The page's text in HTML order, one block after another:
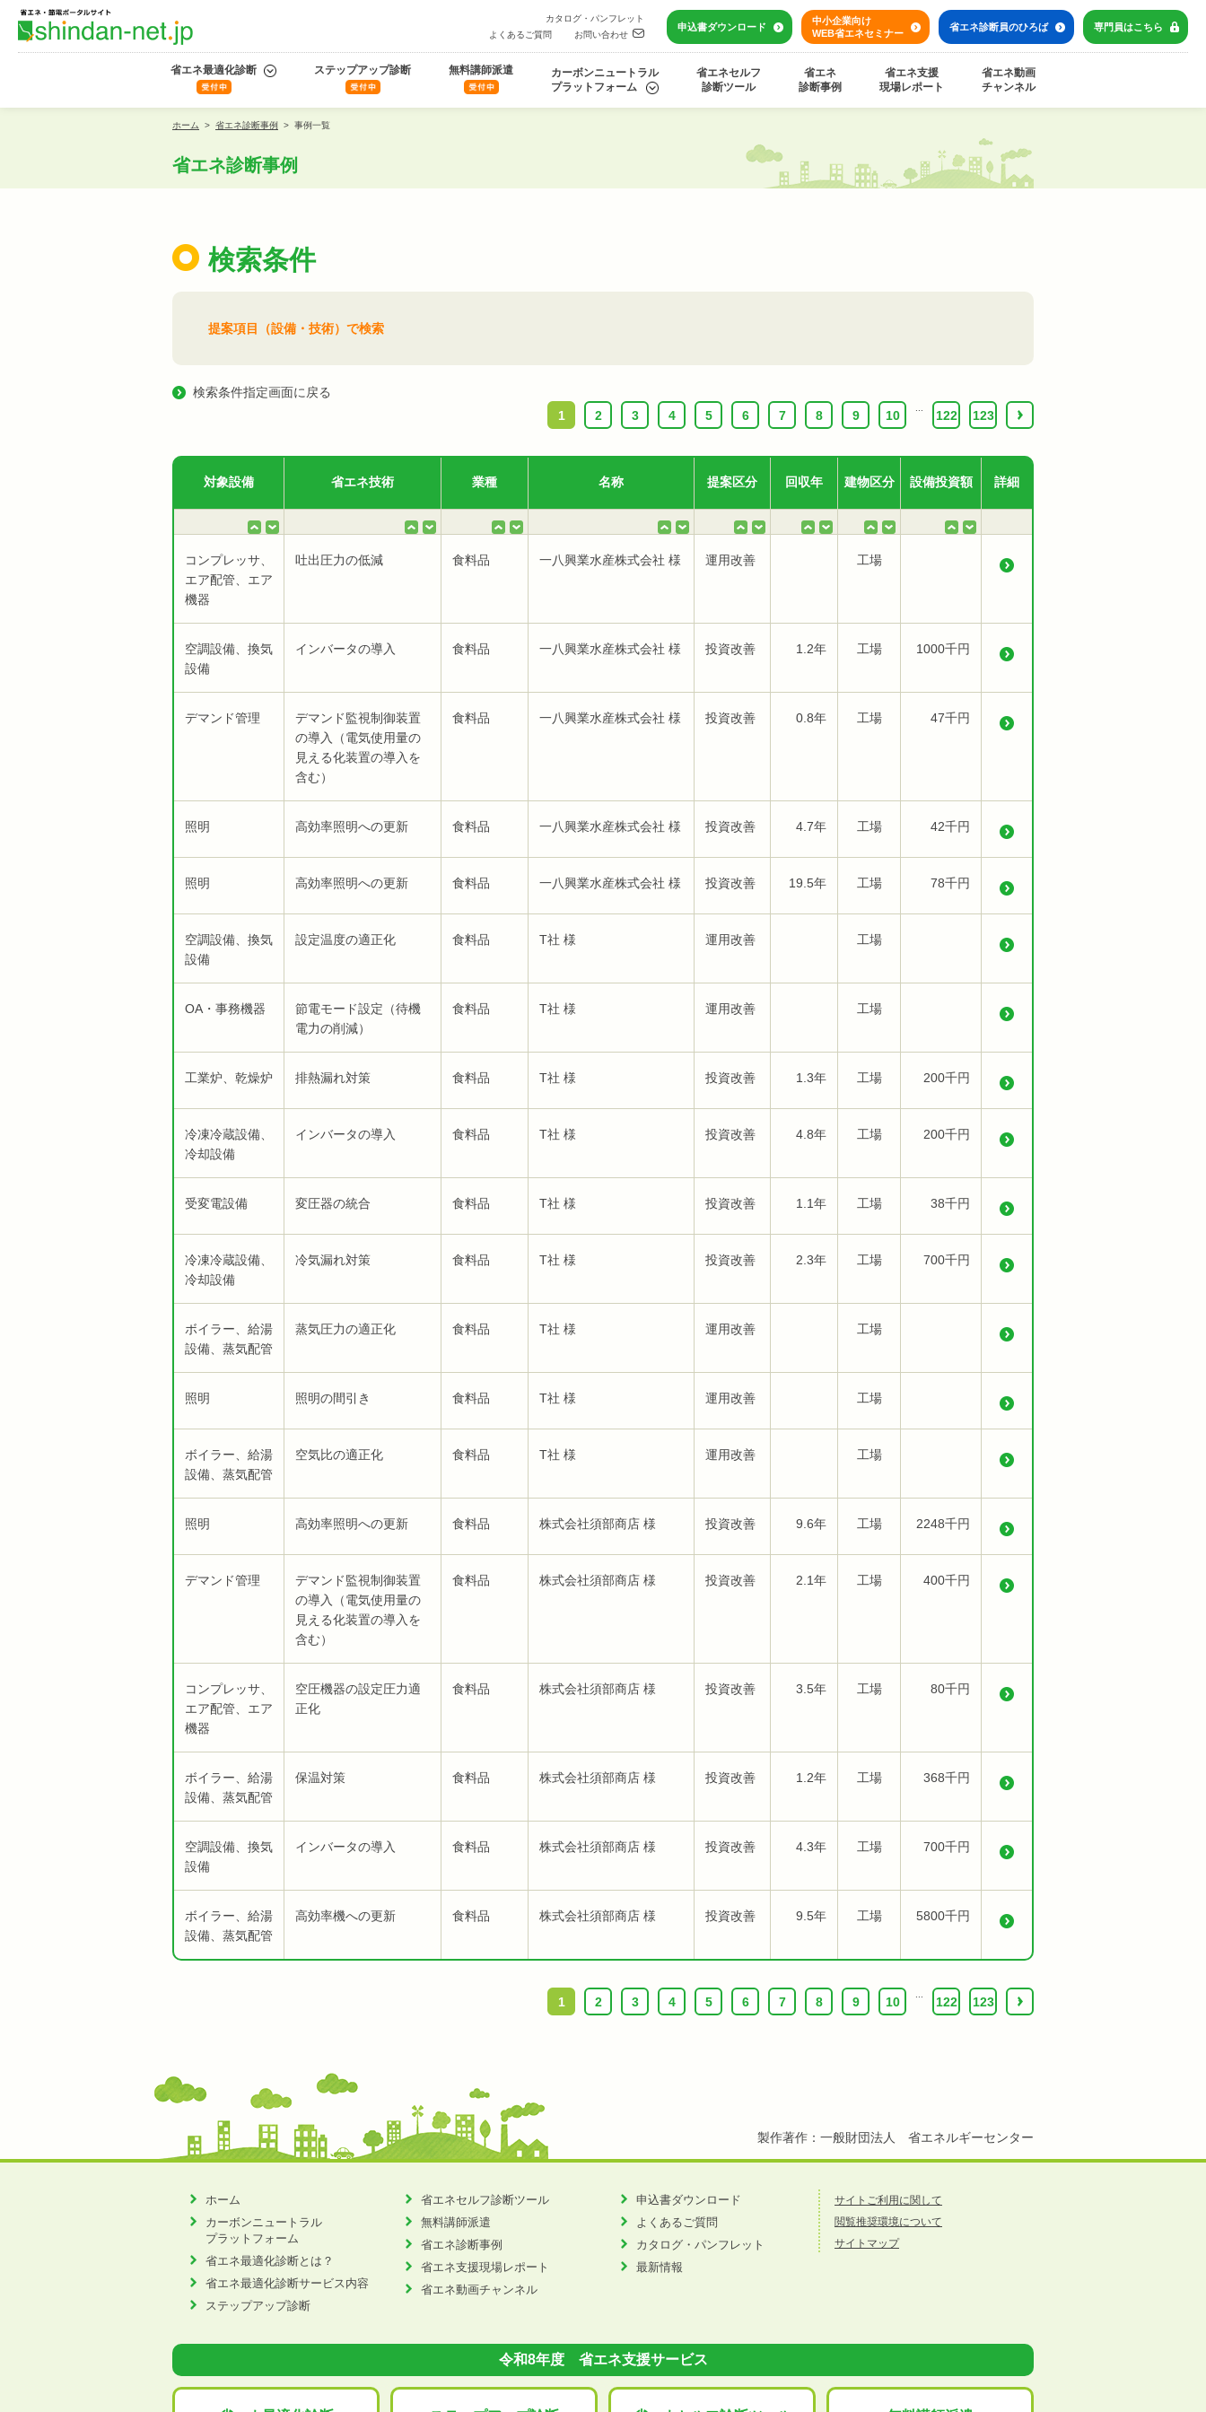
カタログ・パンフレット
よくあるご質問
お問い合わせ
申込書ダウンロード
中小企業向け
WEB省エネセミナー
省エネ診断員のひろば 専門員はこちら
省エネ最適化診断 ステップアップ診断 無料講師派遣
カーボンニュートラル
プラットフォーム
省エネセルフ
診断ツール
省エネ
診断事例
省エネ支援
現場レポート
省エネ動画
チャンネル
ホーム > 省エネ診断事例 > 事例一覧
省エネ診断事例
検索条件
提案項目（設備・技術）で検索
検索条件指定画面に戻る
1
2 3 4 5 6 7 8 9 10 122 123 ›
対象設備 省エネ技術 業種 名称 提案区分 回収年 建物区分 設備投資額 詳細
コンプレッサ、
エア配管、エア
機器
吐出圧力の低減 食料品 一八興業水産株式会社 様 運用改善 工場
空調設備、換気
設備
インバータの導入 食料品 一八興業水産株式会社 様 投資改善 1.2年 工場 1000千円
デマンド管理
デマンド監視制御装置
の導入（電気使用量の
見える化装置の導入を
含む）
食料品 一八興業水産株式会社 様 投資改善 0.8年 工場 47千円
照明 高効率照明への更新 食料品 一八興業水産株式会社 様 投資改善 4.7年 工場 42千円
照明 高効率照明への更新 食料品 一八興業水産株式会社 様 投資改善 19.5年 工場 78千円
空調設備、換気
設備
設定温度の適正化 食料品 T社 様 運用改善 工場
OA・事務機器
節電モード設定（待機
電力の削減）
食料品 T社 様 運用改善 工場
工業炉、乾燥炉 排熱漏れ対策 食料品 T社 様 投資改善 1.3年 工場 200千円
冷凍冷蔵設備、
冷却設備
インバータの導入 食料品 T社 様 投資改善 4.8年 工場 200千円
受変電設備 変圧器の統合 食料品 T社 様 投資改善 1.1年 工場 38千円
冷凍冷蔵設備、
冷却設備
冷気漏れ対策 食料品 T社 様 投資改善 2.3年 工場 700千円
ボイラー、給湯
設備、蒸気配管
蒸気圧力の適正化 食料品 T社 様 運用改善 工場
照明 照明の間引き 食料品 T社 様 運用改善 工場
ボイラー、給湯
設備、蒸気配管
空気比の適正化 食料品 T社 様 運用改善 工場
照明 高効率照明への更新 食料品 株式会社須部商店 様 投資改善 9.6年 工場 2248千円
デマンド管理
デマンド監視制御装置
の導入（電気使用量の
見える化装置の導入を
含む）
食料品 株式会社須部商店 様 投資改善 2.1年 工場 400千円
コンプレッサ、
エア配管、エア
機器
空圧機器の設定圧力適
正化
食料品 株式会社須部商店 様 投資改善 3.5年 工場 80千円
ボイラー、給湯
設備、蒸気配管
保温対策 食料品 株式会社須部商店 様 投資改善 1.2年 工場 368千円
空調設備、換気
設備
インバータの導入 食料品 株式会社須部商店 様 投資改善 4.3年 工場 700千円
ボイラー、給湯
設備、蒸気配管
高効率機への更新 食料品 株式会社須部商店 様 投資改善 9.5年 工場 5800千円
1 2 3 4 5 6 7 8 9 10 122 123 ›
製作著作：一般財団法人 省エネルギーセンター
ホーム
カーボンニュートラル
プラットフォーム
省エネ最適化診断とは？
省エネ最適化診断サービス内容
ステップアップ診断
省エネセルフ診断ツール
無料講師派遣
省エネ診断事例
省エネ支援現場レポート
省エネ動画チャンネル
申込書ダウンロード
よくあるご質問
カタログ・パンフレット
最新情報
サイトご利用に関して
閲覧推奨環境について
サイトマップ
令和8年度 省エネ支援サービス